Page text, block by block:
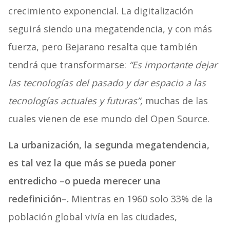
crecimiento exponencial. La digitalización
seguirá siendo una megatendencia, y con más
fuerza, pero Bejarano resalta que también
tendrá que transformarse: “Es importante dejar
las tecnologías del pasado y dar espacio a las
tecnologías actuales y futuras”, muchas de las
cuales vienen de ese mundo del Open Source.
La urbanización, la segunda megatendencia,
es tal vez la que más se pueda poner
entredicho –o pueda merecer una
redefinición–. Mientras en 1960 solo 33% de la
población global vivía en las ciudades,